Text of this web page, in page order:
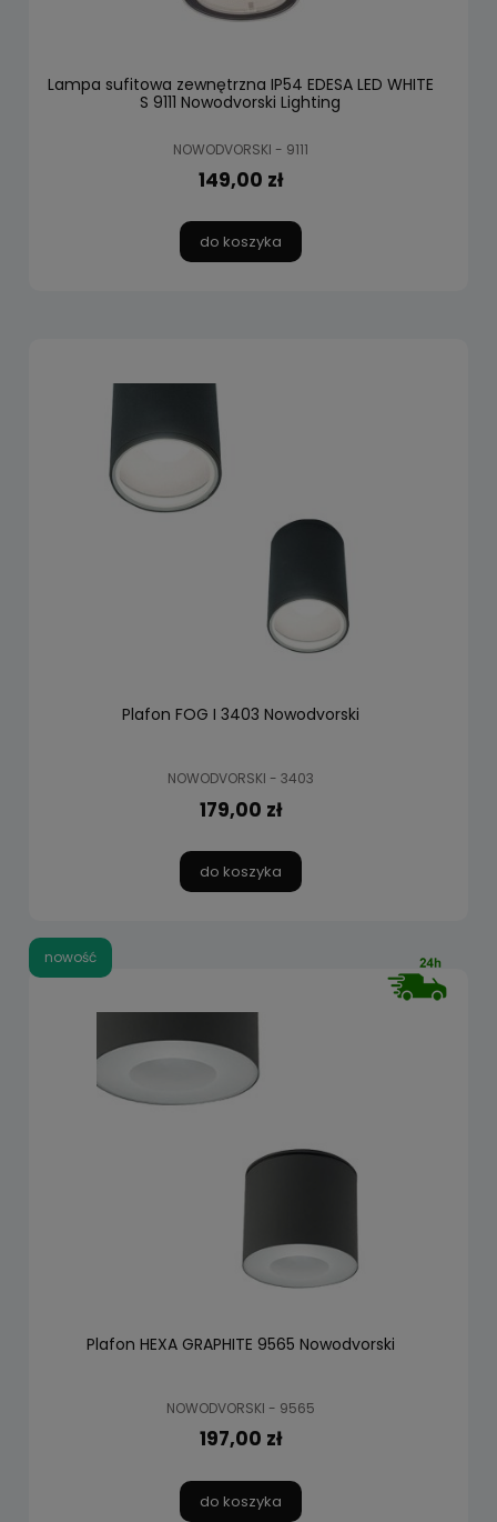
Lampa sufitowa zewnętrzna IP54 EDESA LED WHITE
S 9111 Nowodvorski Lighting
NOWODVORSKI - 9111
149,00 zł
do koszyka
Plafon FOG I 3403 Nowodvorski
NOWODVORSKI - 3403
179,00 zł
do koszyka
Plafon HEXA GRAPHITE 9565 Nowodvorski
NOWODVORSKI - 9565
197,00 zł
do koszyka
nowość